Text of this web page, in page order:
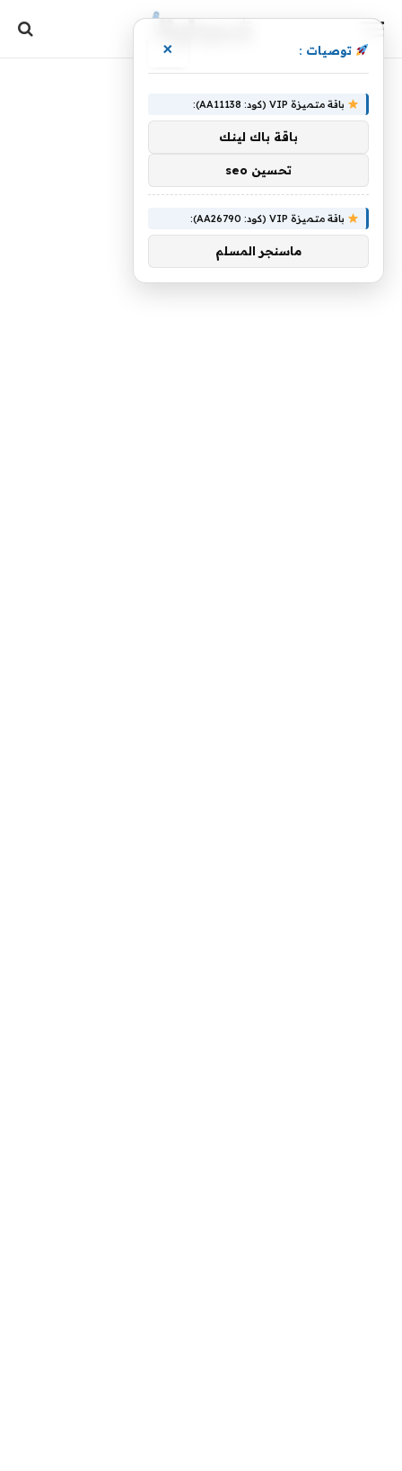
توصيات : ×
باقة متميزة VIP (كود: AA11138):
باقة باك لينك
تحسين seo
باقة متميزة VIP (كود: AA26790):
ماسنجر المسلم